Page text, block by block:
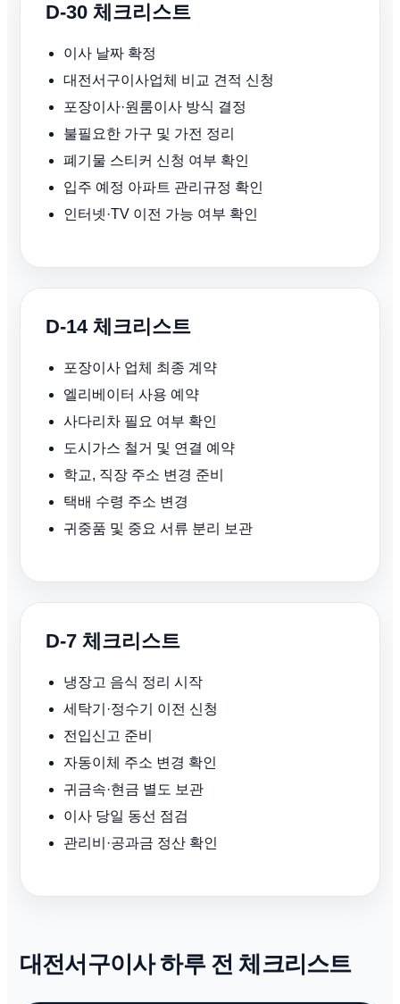
D-30 체크리스트
이사 날짜 확정
대전서구이사업체 비교 견적 신청
포장이사·원룸이사 방식 결정
불필요한 가구 및 가전 정리
폐기물 스티커 신청 여부 확인
입주 예정 아파트 관리규정 확인
인터넷·TV 이전 가능 여부 확인
D-14 체크리스트
포장이사 업체 최종 계약
엘리베이터 사용 예약
사다리차 필요 여부 확인
도시가스 철거 및 연결 예약
학교, 직장 주소 변경 준비
택배 수령 주소 변경
귀중품 및 중요 서류 분리 보관
D-7 체크리스트
냉장고 음식 정리 시작
세탁기·정수기 이전 신청
전입신고 준비
자동이체 주소 변경 확인
귀금속·현금 별도 보관
이사 당일 동선 점검
관리비·공과금 정산 확인
대전서구이사 하루 전 체크리스트